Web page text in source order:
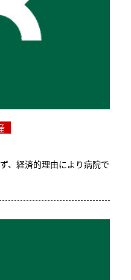
、経済的理由により病院で